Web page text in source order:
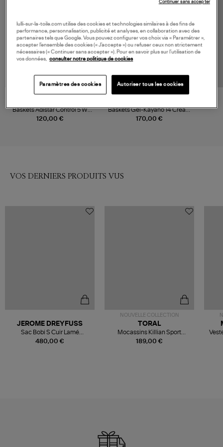
120,00 €
Baskets Adistar Control 5 W
Preloved Blue/Dark
170,00 €
Baskets Gel-Kayano 14 Cream
Ironclad
VOS DERNIERS PRODUITS VUS
480,00 €
JEROME DREYFUSS
Sac Bobi S Cuir Lamé
Champagne
NOUVELLE COLLECTION
189,00 €
TORAL
Mocassins Killian Sport
Mousse
lulli-sur-la-toile.com utilise des cookies et technologies similaires à des fins de
performance, personnalisation, publicité et analyses, en collaboration avec des
partenaires tels que Google. Vous pouvez configurer vos choix via « Paramétrer »,
accepter l’ensemble des cookies (« J’accepte ») ou refuser ceux non strictement
nécessaires (« Continuer sans accepter »). Pour en savoir plus sur l’utilisation de
vos données, consulter notre politique de cookies
Paramètres des cookies Autoriser tous les cookies
Continuer sans accepter